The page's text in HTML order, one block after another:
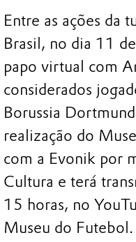
Entre as ações da
Brasil, no dia 11
papo virtual com
considerados
Borussia
realização do
com a Evonik por
Cultura e terá
15 horas, no
Museu do Futebol.